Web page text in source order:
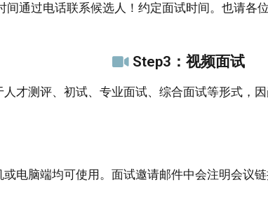
间通过电话联系候选人！约定面试时间。也请各
Step3：视频面试
才测评、初试、专业面试、综合面试等形式，
电脑端均可使用。面试邀请邮件中会注明会议